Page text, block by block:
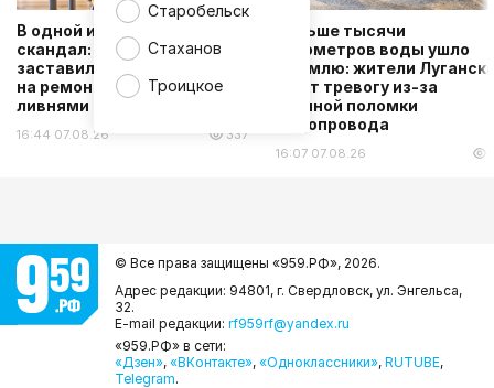
Старобельск
Стаханов
Троицкое
В одной из школ ЛНР
скандал: родителей
заставили сдавать деньги
на ремонт затопленного
ливнями класса
16:44 07.08.26 337
Больше тысячи
кубометров воды ушло
в землю: жители
бьют тревогу из-за
крупной поломки
водопровода
16:07 07.08.26
© Все права защищены «959.РФ», 2026.
Адрес редакции: 94801, г. Свердловск, ул. Энгельса,
32.
E-mail редакции: rf959rf@yandex.ru
«959.РФ» в сети:
«Дзен», «ВКонтакте», «Одноклассники», RUTUBE,
Telegram.